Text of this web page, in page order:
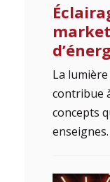
La
contribue
concepts